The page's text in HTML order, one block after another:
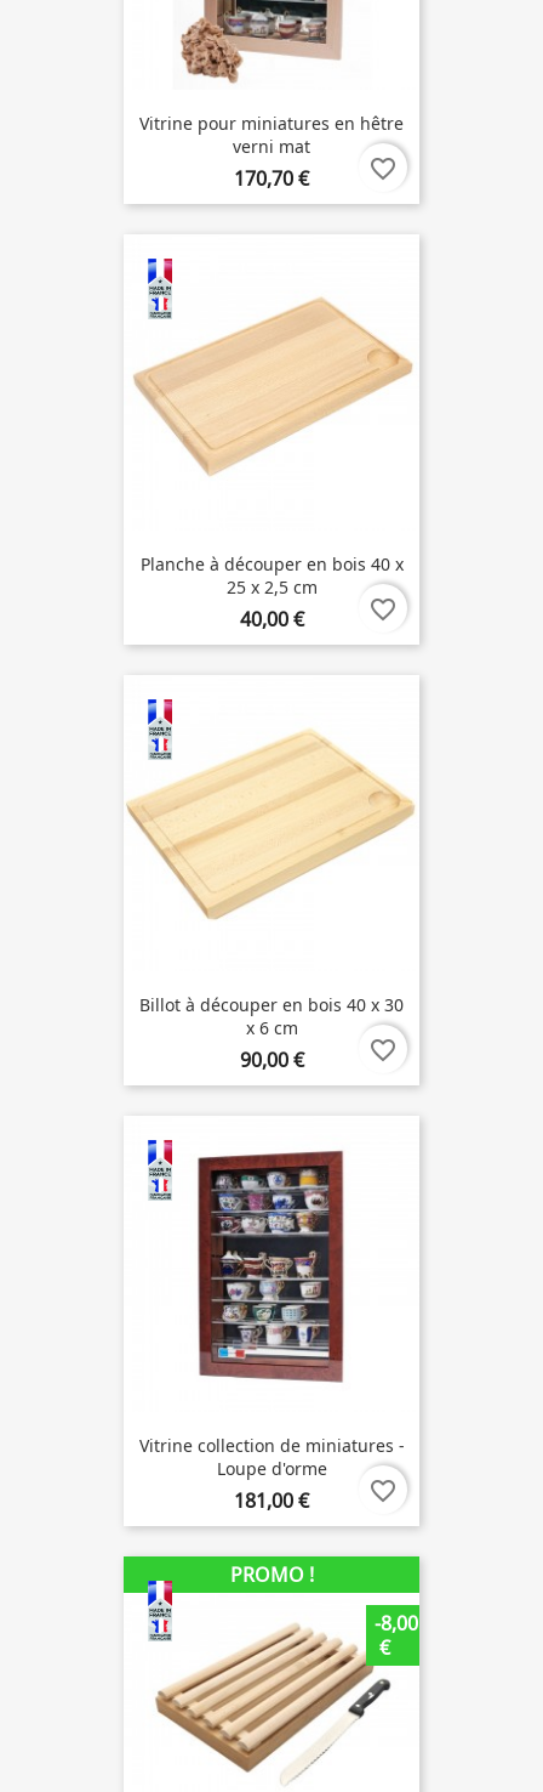
Vitrine pour miniatures en hêtre
verni mat
170,70 € favorite_border
Planche à découper en bois 40 x
25 x 2,5 cm
40,00 € favorite_border
Billot à découper en bois 40 x 30
x 6 cm
90,00 € favorite_border
Vitrine collection de miniatures -
Loupe d'orme
181,00 € favorite_border
PROMO !
-8,00
€